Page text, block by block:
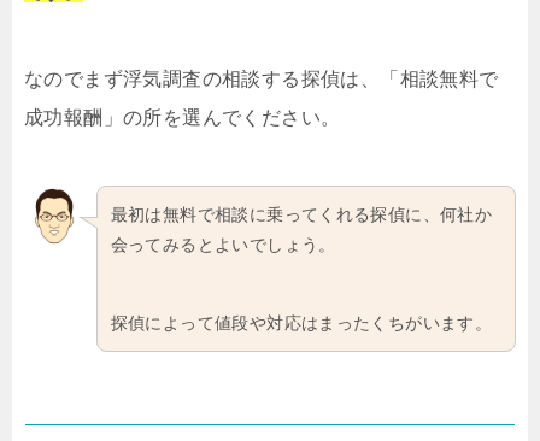
なのでまず浮気調査の相談する探偵は、「相談無料で
成功報酬」の所を選んでください。
最初は無料で相談に乗ってくれる探偵に、何社か
会ってみるとよいでしょう。
探偵によって値段や対応はまったくちがいます。